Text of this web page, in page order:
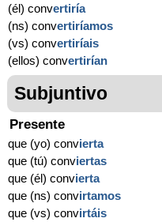
(él) convertiría
(ns) convertiríamos
(vs) convertiríais
(ellos) convertirían
Subjuntivo
Presente
que (yo) convierta
que (tú) conviertas
que (él) convierta
que (ns) convirtamos
que (vs) convirtáis